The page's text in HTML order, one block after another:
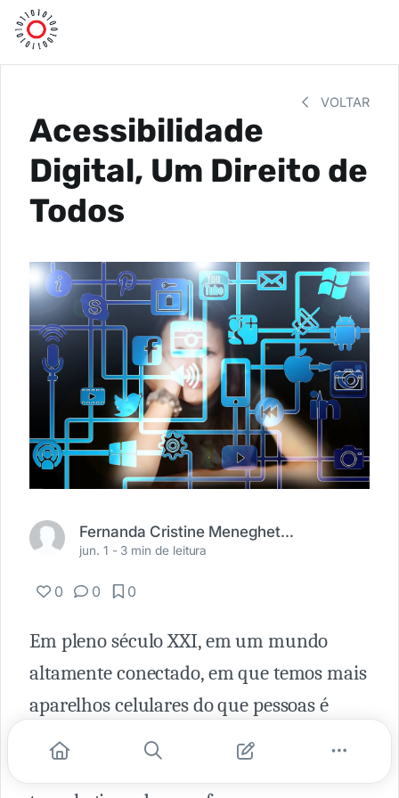
VOLTAR
Acessibilidade
Digital, Um Direito de
Todos
Fernanda Cristine Meneghetti Barbosa
jun. 1 - 3 min de leitura
0 0 0
Em pleno século XXI, em um mundo
altamente conectado, em que temos mais
aparelhos celulares do que pessoas é
difícil de imaginar que existam pessoas